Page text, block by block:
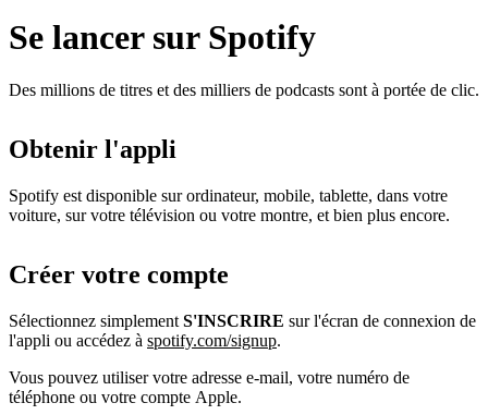
Se lancer sur Spotify
Des millions de titres et des milliers de podcasts sont à portée de clic.
Obtenir l'appli
Spotify est disponible sur ordinateur, mobile, tablette, dans votre
voiture, sur votre télévision ou votre montre, et bien plus encore.
Créer votre compte
Sélectionnez simplement S'INSCRIRE sur l'écran de connexion de
l'appli ou accédez à spotify.com/signup.
Vous pouvez utiliser votre adresse e-mail, votre numéro de
téléphone ou votre compte Apple.